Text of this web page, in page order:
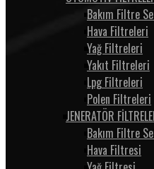
Bakım Filtre
Hava Filtreleri
Yağ Filtreleri
Yakıt Filtreleri
Lpg Filtreleri
Polen Filtreleri
JENERATÖR
Bakım Filtre
Hava Filtresi